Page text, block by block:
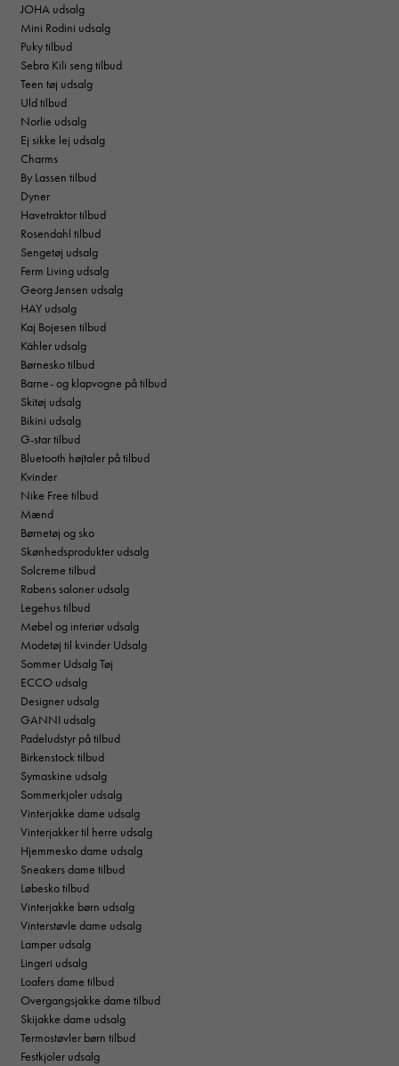
JOHA udsalg
Mini Rodini udsalg
Puky tilbud
Sebra Kili seng tilbud
Teen tøj udsalg
Uld tilbud
Norlie udsalg
Ej sikke lej udsalg
Charms
By Lassen tilbud
Dyner
Havetraktor tilbud
Rosendahl tilbud
Sengetøj udsalg
Ferm Living udsalg
Georg Jensen udsalg
HAY udsalg
Kaj Bojesen tilbud
Kähler udsalg
Børnesko tilbud
Barne- og klapvogne på tilbud
Skitøj udsalg
Bikini udsalg
G-star tilbud
Bluetooth højtaler på tilbud
Kvinder
Nike Free tilbud
Mænd
Børnetøj og sko
Skønhedsprodukter udsalg
Solcreme tilbud
Rabens saloner udsalg
Legehus tilbud
Møbel og interiør udsalg
Modetøj til kvinder Udsalg
Sommer Udsalg Tøj
ECCO udsalg
Designer udsalg
GANNI udsalg
Padeludstyr på tilbud
Birkenstock tilbud
Symaskine udsalg
Sommerkjoler udsalg
Vinterjakke dame udsalg
Vinterjakker til herre udsalg
Hjemmesko dame udsalg
Sneakers dame tilbud
Løbesko tilbud
Vinterjakke børn udsalg
Vinterstøvle dame udsalg
Lamper udsalg
Lingeri udsalg
Loafers dame tilbud
Overgangsjakke dame tilbud
Skijakke dame udsalg
Termostøvler børn tilbud
Festkjoler udsalg